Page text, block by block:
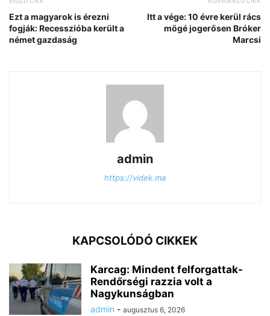
Ezt a magyarok is érezni
fogják: Recesszióba került a
német gazdaság
Itt a vége: 10 évre kerül rács
mögé jogerősen Bróker
Marcsi
admin
https://videk.ma
KAPCSOLÓDÓ CIKKEK
Karcag: Mindent felforgattak-
Rendőrségi razzia volt a
Nagykunságban
admin - augusztus 6, 2026